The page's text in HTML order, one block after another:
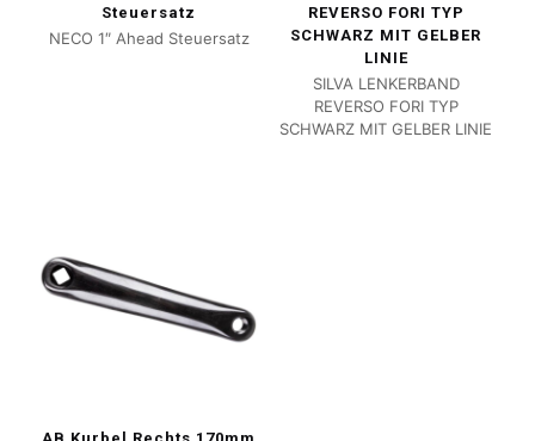
Steuersatz
NECO 1″ Ahead Steuersatz
REVERSO FORI TYP
SCHWARZ MIT GELBER
LINIE
SILVA LENKERBAND
REVERSO FORI TYP
SCHWARZ MIT GELBER LINIE